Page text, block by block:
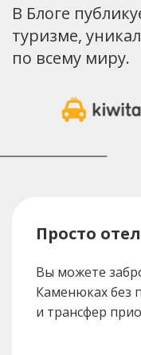
В Блоге
туризме,
по всему миру.
Просто
Вы можете
Каменюках без
и трансфер